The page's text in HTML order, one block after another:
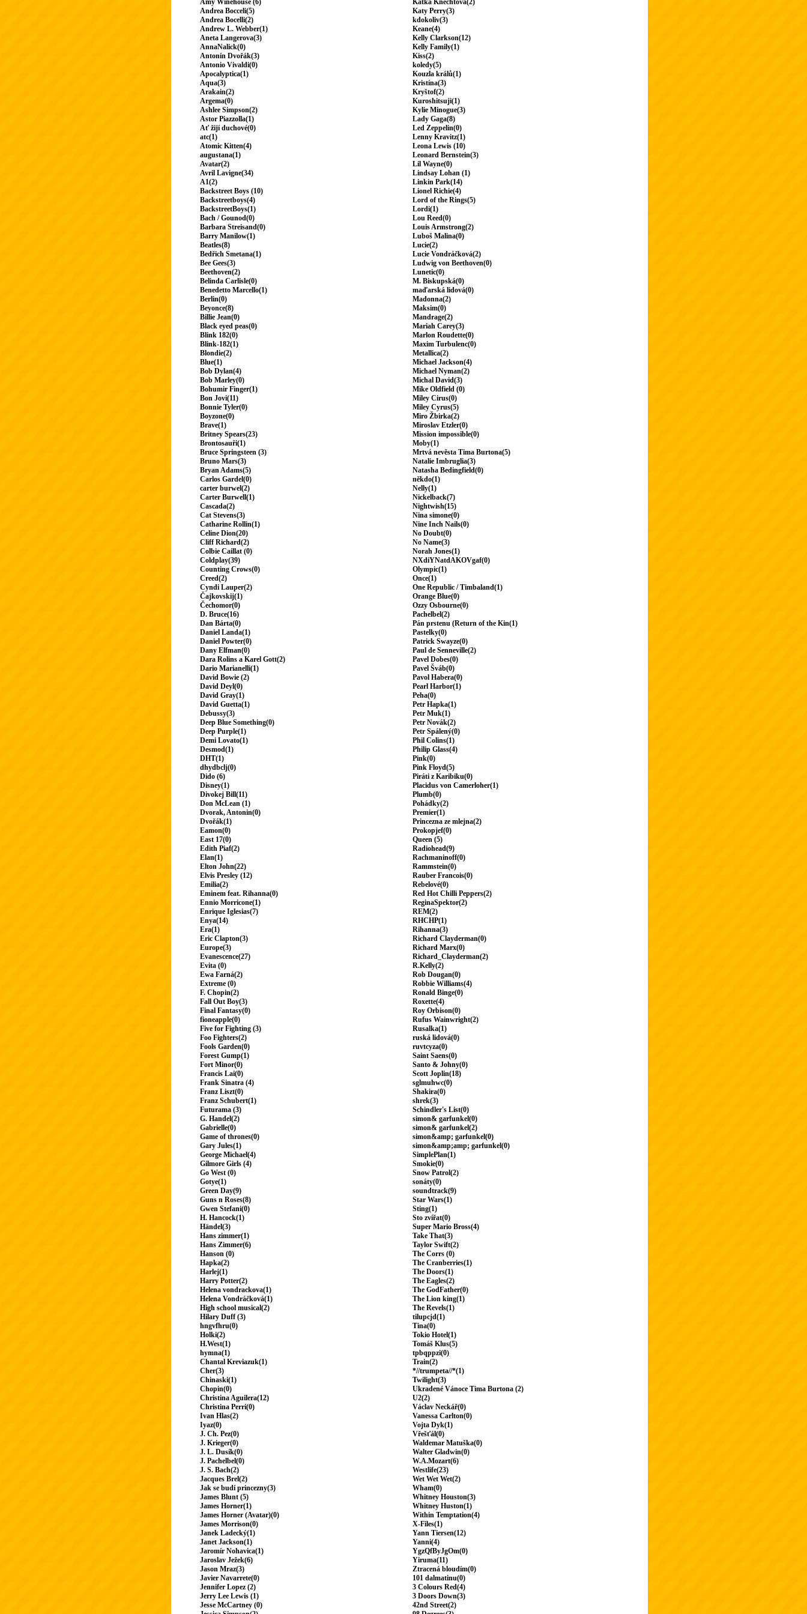
Amy Winehouse (6)
Andrea Bocceli(5)
Andrea Bocelli(2)
Andrew L. Webber(1)
Aneta Langerova(3)
AnnaNalick(0)
Antonín Dvořák(3)
Antonio Vivaldi(0)
Apocalyptica(1)
Aqua(3)
Arakain(2)
Argema(0)
Ashlee Simpson(2)
Astor Piazzolla(1)
Ať žijí duchové(0)
atc(1)
Atomic Kitten(4)
augustana(1)
Avatar(2)
Avril Lavigne(34)
A1(2)
Backstreet Boys (10)
Backstreetboys(4)
BackstreetBoys(1)
Bach / Gounod(0)
Barbara Streisand(0)
Barry Manilow(1)
Beatles(8)
Bedřich Smetana(1)
Bee Gees(3)
Beethoven(2)
Belinda Carlisle(0)
Benedetto Marcello(1)
Berlin(0)
Beyonce(8)
Billie Jean(0)
Black eyed peas(0)
Blink 182(0)
Blink-182(1)
Blondie(2)
Blue(1)
Bob Dylan(4)
Bob Marley(0)
Bohumir Finger(1)
Bon Jovi(11)
Bonnie Tyler(0)
Boyzone(0)
Brave(1)
Britney Spears(23)
Brontosauři(1)
Bruce Springsteen (3)
Bruno Mars(3)
Bryan Adams(5)
Carlos Gardel(0)
carter burwel(2)
Carter Burwell(1)
Cascada(2)
Cat Stevens(3)
Catharine Rollin(1)
Celine Dion(20)
Cliff Richard(2)
Colbie Caillat (0)
Coldplay(39)
Counting Crows(0)
Creed(2)
Cyndi Lauper(2)
Čajkovskij(1)
Čechomor(0)
D. Bruce(16)
Dan Bárta(0)
Daniel Landa(1)
Daniel Powter(0)
Dany Elfman(0)
Dara Rolins a Karel Gott(2)
Dario Marianelli(1)
David Bowie (2)
David Deyl(0)
David Gray(1)
David Guetta(1)
Debussy(3)
Deep Blue Something(0)
Deep Purple(1)
Demi Lovato(1)
Desmod(1)
DHT(1)
dhydbclj(0)
Dido (6)
Disney(1)
Divokej Bill(11)
Don McLean (1)
Dvorak, Antonin(0)
Dvořák(1)
Eamon(0)
East 17(0)
Edith Piaf(2)
Elan(1)
Elton John(22)
Elvis Presley (12)
Emilia(2)
Eminem feat. Rihanna(0)
Ennio Morricone(1)
Enrique Iglesias(7)
Enya(14)
Era(1)
Eric Clapton(3)
Europe(3)
Evanescence(27)
Evita (0)
Ewa Farná(2)
Extreme (0)
F. Chopin(2)
Fall Out Boy(3)
Final Fantasy(0)
fioneapple(0)
Five for Fighting (3)
Foo Fighters(2)
Fools Garden(0)
Forest Gump(1)
Fort Minor(0)
Francis Lai(0)
Frank Sinatra (4)
Franz Liszt(0)
Franz Schubert(1)
Futurama (3)
G. Handel(2)
Gabrielle(0)
Game of thrones(0)
Gary Jules(1)
George Michael(4)
Gilmore Girls (4)
Go West (0)
Gotye(1)
Green Day(9)
Guns n Roses(8)
Gwen Stefani(0)
H. Hancock(1)
Händel(3)
Hans zimmer(1)
Hans Zimmer(6)
Hanson (0)
Hapka(2)
Harlej(1)
Harry Potter(2)
Helena vondrackova(1)
Helena Vondráčková(1)
High school musical(2)
Hilary Duff (3)
hngvfhru(0)
Holki(2)
H.West(1)
hymna(1)
Chantal Kreviazuk(1)
Cher(3)
Chinaski(1)
Chopin(0)
Christina Aguilera(12)
Christina Perri(0)
Ivan Hlas(2)
Iyaz(0)
J. Ch. Pez(0)
J. Krieger(0)
J. L. Dusík(0)
J. Pachelbel(0)
J. S. Bach(2)
Jacques Brel(2)
Jak se budí princezny(3)
James Blunt (5)
James Horner(1)
James Horner (Avatar)(0)
James Morrison(0)
Janek Ladecký(1)
Janet Jackson(1)
Jaromír Nohavica(1)
Jaroslav Ježek(6)
Jason Mraz(3)
Javier Navarrete(0)
Jennifer Lopez (2)
Jerry Lee Lewis (1)
Jesse McCartney (0)
Katka Knechtová(2)
Katy Perry(3)
kdokoliv(3)
Keane(4)
Kelly Clarkson(12)
Kelly Family(1)
Kiss(2)
koledy(5)
Kouzla králů(1)
Kristína(3)
Kryštof(2)
Kuroshitsuji(1)
Kylie Minogue(3)
Lady Gaga(8)
Led Zeppelin(0)
Lenny Kravitz(1)
Leona Lewis (10)
Leonard Bernstein(3)
Lil Wayne(0)
Lindsay Lohan (1)
Linkin Park(14)
Lionel Richie(4)
Lord of the Rings(5)
Lordi(1)
Lou Reed(0)
Louis Armstrong(2)
Luboš Malina(0)
Lucie(2)
Lucie Vondráčková(2)
Ludwig von Beethoven(0)
Lunetic(0)
M. Biskupská(0)
maďarská lidová(0)
Madonna(2)
Maksim(0)
Mandrage(2)
Mariah Carey(3)
Marlon Roudette(0)
Maxim Turbulenc(0)
Metallica(2)
Michael Jackson(4)
Michael Nyman(2)
Michal David(3)
Mike Oldfield (0)
Miley Cirus(0)
Miley Cyrus(5)
Miro Žbirka(2)
Miroslav Etzler(0)
Mission impossible(0)
Moby(1)
Mrtvá nevěsta Tima Burtona(5)
Natalie Imbruglia(3)
Natasha Bedingfield(0)
někdo(1)
Nelly(1)
Nickelback(7)
Nightwish(15)
Nina simone(0)
Nine Inch Nails(0)
No Doubt(0)
No Name(3)
Norah Jones(1)
NXdiYNatdAKOVgaf(0)
Olympic(1)
Once(1)
One Republic / Timbaland(1)
Orange Blue(0)
Ozzy Osbourne(0)
Pachelbel(2)
Pán prstenu (Return of the Kin(1)
Pastelky(0)
Patrick Swayze(0)
Paul de Senneville(2)
Pavel Dobes(0)
Pavel Šváb(0)
Pavol Habera(0)
Pearl Harbor(1)
Peha(0)
Petr Hapka(1)
Petr Muk(1)
Petr Novák(2)
Petr Spálený(0)
Phil Colins(1)
Philip Glass(4)
Pink(0)
Pink Floyd(5)
Piráti z Karibiku(0)
Placidus von Camerloher(1)
Plumb(0)
Pohádky(2)
Premier(1)
Princezna ze mlejna(2)
Prokopjef(0)
Queen (5)
Radiohead(9)
Rachmaninoff(0)
Rammstein(0)
Rauber Francois(0)
Rebelové(0)
Red Hot Chilli Peppers(2)
ReginaSpektor(2)
REM(2)
RHCHP(1)
Rihanna(3)
Richard Clayderman(0)
Richard Marx(0)
Richard_Clayderman(2)
R.Kelly(2)
Rob Dougan(0)
Robbie Williams(4)
Ronald Binge(0)
Roxette(4)
Roy Orbison(0)
Rufus Wainwright(2)
Rusalka(1)
ruská lidová(0)
ruvtcyza(0)
Saint Saens(0)
Santo & Johny(0)
Scott Joplin(18)
sglmuhwc(0)
Shakira(0)
shrek(3)
Schindler's List(0)
simon& garfunkel(0)
simon& garfunkel(2)
simon&amp; garfunkel(0)
simon&amp;amp; garfunkel(0)
SimplePlan(1)
Smokie(0)
Snow Patrol(2)
sonáty(0)
soundtrack(9)
Star Wars(1)
Sting(1)
Sto zvířat(0)
Super Mario Bross(4)
Take That(3)
Taylor Swift(2)
The Corrs (0)
The Cranberries(1)
The Doors(1)
The Eagles(2)
The GodFather(0)
The Lion king(1)
The Revels(1)
tilupcjd(1)
Tina(0)
Tokio Hotel(1)
Tomáš Klus(5)
tpbqppzi(0)
Train(2)
*//trumpeta//*(1)
Twilight(3)
Ukradené Vánoce Tima Burtona (2)
U2(2)
Václav Neckář(0)
Vanessa Carlton(0)
Vojta Dyk(1)
Vřešťál(0)
Waldemar Matuška(0)
Walter Gladwin(0)
W.A.Mozart(6)
Westlife(23)
Wet Wet Wet(2)
Wham(0)
Whitney Houston(3)
Whitney Huston(1)
Within Temptation(4)
X-Files(1)
Yann Tiersen(12)
Yanni(4)
YgzQfByJgOm(0)
Yiruma(11)
Ztracená bloudím(0)
101 dalmatinu(0)
3 Colours Red(4)
3 Doors Down(3)
42nd Street(2)